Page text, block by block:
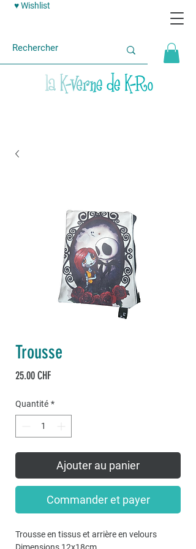
♥ Wishlist
Trousse
25.00 CHFPrix
Quantité *
Ajouter au panier
Commander et payer
Trousse en tissus et arrière en velours